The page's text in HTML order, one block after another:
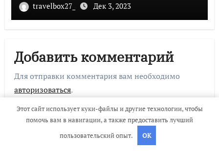
travelbox27_ Дек 3, 2023
Добавить комментарий
Для отправки комментария вам необходимо
авторизоваться.
Этот сайт использует куки-файлы и другие технологии, чтобы
помочь вам в навигации, а также предоставить лучший
пользовательский опыт.
OK